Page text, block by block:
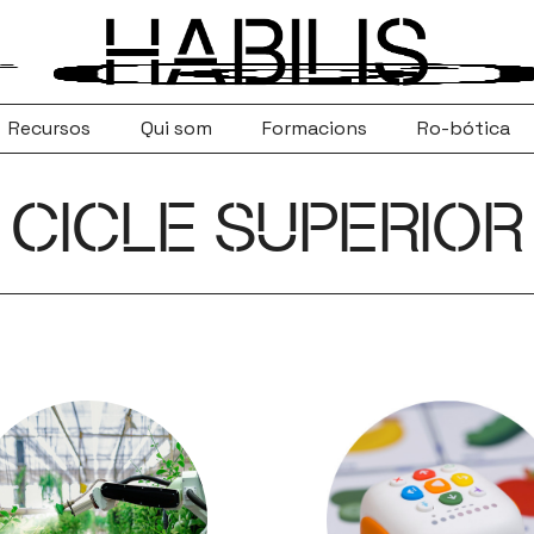
Recursos Qui som Formacions Ro-bótica
CICLE SUPERIOR